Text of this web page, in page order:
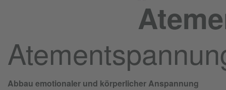
Abbau emotionaler und körperlicher Anspannung